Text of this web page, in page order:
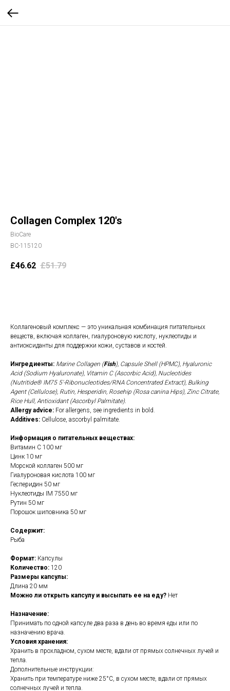
Collagen Complex 120's
BioCare
BC-115120
£46.62 £51.79
Коллагеновый комплекс — это уникальная комбинация питательных
веществ, включая коллаген, гиалуроновую кислоту, нуклеотиды и
антиоксиданты для поддержки кожи, суставов и костей.
Ингредиенты: Marine Collagen (Fish), Capsule Shell (HPMC), Hyaluronic
Acid (Sodium Hyaluronate), Vitamin C (Ascorbic Acid), Nucleotides
(Nutritide® IM75 5'-Ribonucleotides/RNA Concentrated Extract), Bulking
Agent (Cellulose), Rutin, Hesperidin, Rosehip (Rosa canina Hips), Zinc Citrate,
Rice Hull, Antioxidant (Ascorbyl Palmitate).
Allergy advice: For allergens, see ingredients in bold.
Additives: Cellulose, ascorbyl palmitate.
Информация о питательных веществах:
Витамин С 100 мг
Цинк 10 мг
Морской коллаген 500 мг
Гиалуроновая кислота 100 мг
Гесперидин 50 мг
Нуклеотиды IM 7550 мг
Рутин 50 мг
Порошок шиповника 50 мг
Содержит:
Рыба
Формат: Капсулы
Количество: 120
Размеры капсулы:
Длина 20 мм
Можно ли открыть капсулу и высыпать ее на еду? Нет
Назначение:
Принимать по одной капсуле два раза в день во время еды или по
назначению врача.
Условия хранения:
Хранить в прохладном, сухом месте, вдали от прямых солнечных лучей и
тепла.
Дополнительные инструкции:
Хранить при температуре ниже 25°С, в сухом месте, вдали от прямых
солнечных лучей и тепла.